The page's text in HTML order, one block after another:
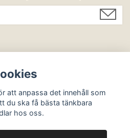
att anpassa det innehåll som
du ska få bästa tänkbara
hos oss.